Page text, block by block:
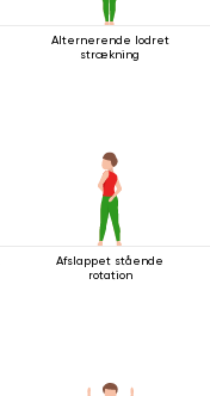
Alternerende lodret
strækning
Afslappet stående
rotation